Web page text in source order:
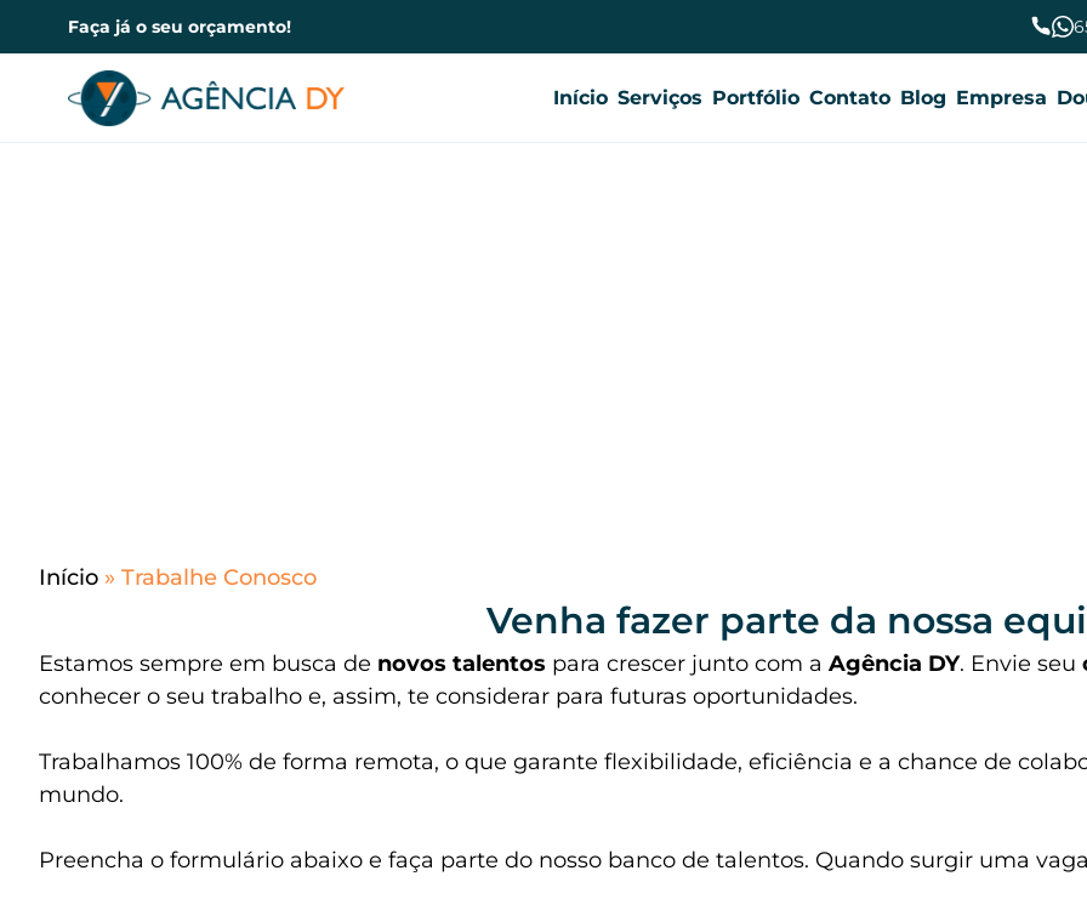
Faça já o seu orçamento!
Início Serviços Portfólio Contato Blog Empresa
Início » Trabalhe Conosco
Venha fazer parte da nossa
Estamos sempre em busca de novos talentos para crescer junto com a Agência DY. Envie seu
conhecer o seu trabalho e, assim, te considerar para futuras oportunidades.
Trabalhamos 100% de forma remota, o que garante flexibilidade, eficiência e a chance de
mundo.
Preencha o formulário abaixo e faça parte do nosso banco de talentos. Quando surgir uma